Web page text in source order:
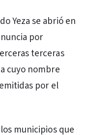
Yeza se abrió en
por
terceras
cuyo nombre
por el
municipios que